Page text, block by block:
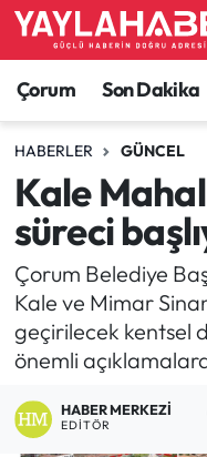
Çorum Son Dakika
HABERLER GÜNCEL
Kale
süreci
Çorum Belediye
Kale ve Mimar
geçirilecek kentsel
önemli
HABER MERKEZI
EDITÖR
Alaca Haberleri
Bayat Haberleri
Bilgi - Keşfet
Bilim ve
Boğazkale
Çorum Haberleri
Çorum Son
Çorum Nöbetçi
Çorum Hava
Çorum Namaz
Çorum Trafik
TFF 1.Lig Puan
Tüm Manşetler
Son Dakika